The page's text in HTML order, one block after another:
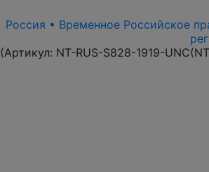
Россия • Временное Российское
(Артикул: NT-RUS-S828-1919-